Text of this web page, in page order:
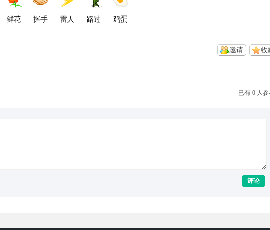
鲜花 握手 雷人 路过 鸡蛋
收
邀请
已有 0 人
评论